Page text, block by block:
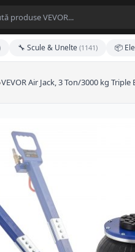
🔧 Scule & Unelte (1141) 📦
VEVOR Air Jack, 3 Ton/3000 kg Triple